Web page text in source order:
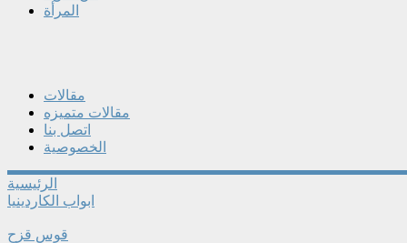
المرأة
مقالات
مقالات متميزه
اتصل بنا
الخصوصية
الرئيسية
ابواب الكاردينيا
قوس قزح